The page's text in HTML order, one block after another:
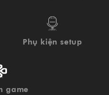
Phụ kiện setup
game